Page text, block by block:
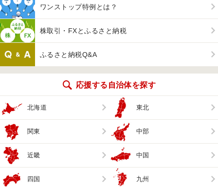
ワンストップ特例とは？
株取引・FXとふるさと納税
ふるさと納税Q&A
応援する自治体を探す
北海道 東北
関東 中部
近畿 中国
四国 九州